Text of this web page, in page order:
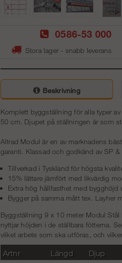
0586-53 000
Stora lager - snabb leverans
Beskrivning
Komplett byggställning för alla typer
50 cm. Djupet på ställningen är som
Altrad Modul är en av marknadens
garanti. Klassad och godkänd av SP
Tillverkad i Tyskland för högsta
15% lättare jämfört med likvärdig
Extra hög hållfasthet med bygghöjd
Bygger på samma mått tex. Layher
Byggställning 9 x 10 meter Modul
nyttjar höjden i de ställbara fötterna.
vilket arbete som ska utföras, och
Artnr Längd Djup